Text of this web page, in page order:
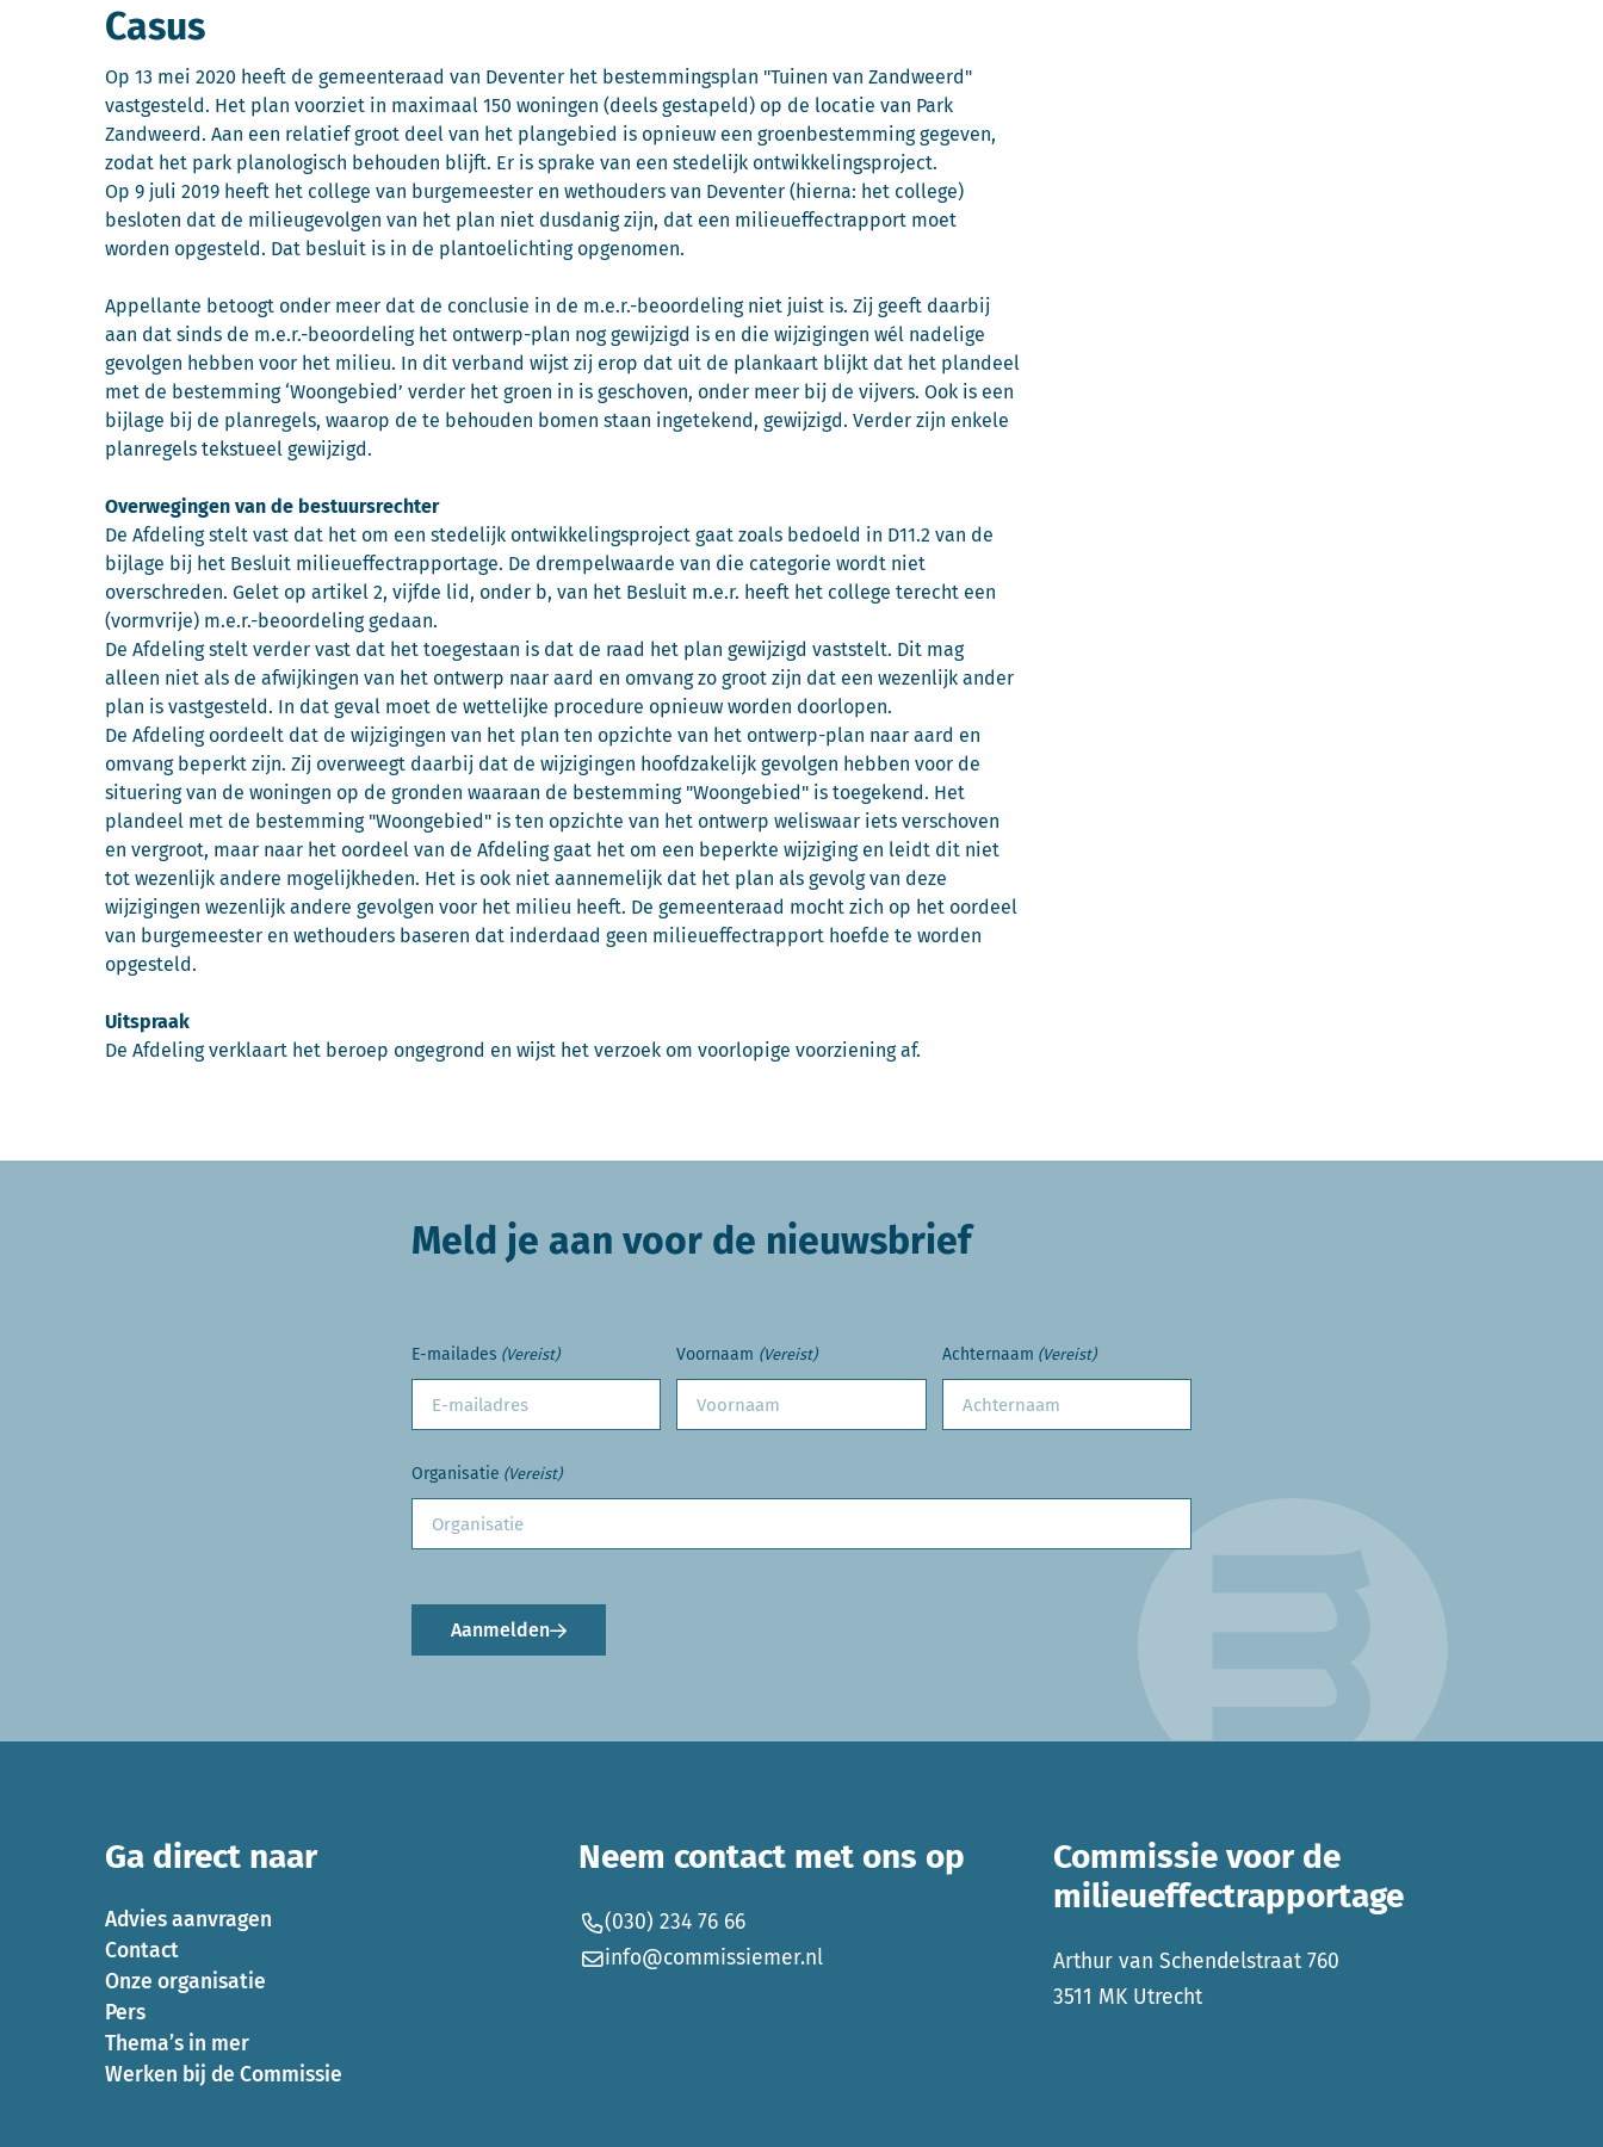
Casus
Op 13 mei 2020 heeft de gemeenteraad van Deventer het bestemmingsplan "Tuinen van Zandweerd"
vastgesteld. Het plan voorziet in maximaal 150 woningen (deels gestapeld) op de locatie van Park
Zandweerd. Aan een relatief groot deel van het plangebied is opnieuw een groenbestemming gegeven,
zodat het park planologisch behouden blijft. Er is sprake van een stedelijk ontwikkelingsproject.
Op 9 juli 2019 heeft het college van burgemeester en wethouders van Deventer (hierna: het college)
besloten dat de milieugevolgen van het plan niet dusdanig zijn, dat een milieueffectrapport moet
worden opgesteld. Dat besluit is in de plantoelichting opgenomen.
Appellante betoogt onder meer dat de conclusie in de m.e.r.-beoordeling niet juist is. Zij geeft daarbij
aan dat sinds de m.e.r.-beoordeling het ontwerp-plan nog gewijzigd is en die wijzigingen wél nadelige
gevolgen hebben voor het milieu. In dit verband wijst zij erop dat uit de plankaart blijkt dat het plandeel
met de bestemming ‘Woongebied’ verder het groen in is geschoven, onder meer bij de vijvers. Ook is een
bijlage bij de planregels, waarop de te behouden bomen staan ingetekend, gewijzigd. Verder zijn enkele
planregels tekstueel gewijzigd.
Overwegingen van de bestuursrechter
De Afdeling stelt vast dat het om een stedelijk ontwikkelingsproject gaat zoals bedoeld in D11.2 van de
bijlage bij het Besluit milieueffectrapportage. De drempelwaarde van die categorie wordt niet
overschreden. Gelet op artikel 2, vijfde lid, onder b, van het Besluit m.e.r. heeft het college terecht een
(vormvrije) m.e.r.-beoordeling gedaan.
De Afdeling stelt verder vast dat het toegestaan is dat de raad het plan gewijzigd vaststelt. Dit mag
alleen niet als de afwijkingen van het ontwerp naar aard en omvang zo groot zijn dat een wezenlijk ander
plan is vastgesteld. In dat geval moet de wettelijke procedure opnieuw worden doorlopen.
De Afdeling oordeelt dat de wijzigingen van het plan ten opzichte van het ontwerp-plan naar aard en
omvang beperkt zijn. Zij overweegt daarbij dat de wijzigingen hoofdzakelijk gevolgen hebben voor de
situering van de woningen op de gronden waaraan de bestemming "Woongebied" is toegekend. Het
plandeel met de bestemming "Woongebied" is ten opzichte van het ontwerp weliswaar iets verschoven
en vergroot, maar naar het oordeel van de Afdeling gaat het om een beperkte wijziging en leidt dit niet
tot wezenlijk andere mogelijkheden. Het is ook niet aannemelijk dat het plan als gevolg van deze
wijzigingen wezenlijk andere gevolgen voor het milieu heeft. De gemeenteraad mocht zich op het oordeel
van burgemeester en wethouders baseren dat inderdaad geen milieueffectrapport hoefde te worden
opgesteld.
Uitspraak
De Afdeling verklaart het beroep ongegrond en wijst het verzoek om voorlopige voorziening af.
Meld je aan voor de nieuwsbrief
E-mailades (Vereist) Voornaam (Vereist) Achternaam (Vereist)
Organisatie (Vereist)
Aanmelden
Ga direct naar
Advies aanvragen
Contact
Onze organisatie
Pers
Thema’s in mer
Werken bij de Commissie
Neem contact met ons op
(030) 234 76 66
info@commissiemer.nl
Commissie voor de
milieueffectrapportage
Arthur van Schendelstraat 760
3511 MK Utrecht